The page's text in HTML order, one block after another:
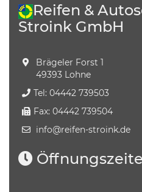
Reifen &
Stroink GmbH
Brägeler Forst 1
49393 Lohne
Tel: 04442 739503
Fax: 04442 739504
info​@reifen-stroink.de